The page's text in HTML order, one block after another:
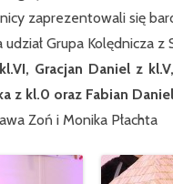
zaprezentowali się
Grupa Kolędnicza z
Gracjan Daniel z
z kl.0 oraz Fabian
Zoń i Monika Płachta